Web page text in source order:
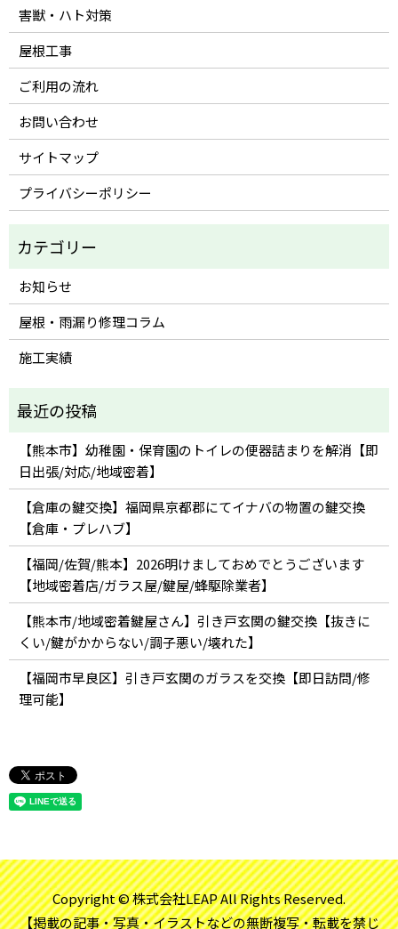
害獣・ハト対策
屋根工事
ご利用の流れ
お問い合わせ
サイトマップ
プライバシーポリシー
お知らせ
屋根・雨漏り修理コラム
施工実績
【熊本市】幼稚園・保育園のトイレの便器詰まりを解消【即
日出張/対応/地域密着】
【倉庫の鍵交換】福岡県京都郡にてイナバの物置の鍵交換
【倉庫・プレハブ】
【福岡/佐賀/熊本】2026明けましておめでとうございます
【地域密着店/ガラス屋/鍵屋/蜂駆除業者】
【熊本市/地域密着鍵屋さん】引き戸玄関の鍵交換【抜きに
くい/鍵がかからない/調子悪い/壊れた】
【福岡市早良区】引き戸玄関のガラスを交換【即日訪問/修
理可能】
Copyright © 株式会社LEAP All Rights Reserved.
【掲載の記事・写真・イラストなどの無断複写・転載を禁じ